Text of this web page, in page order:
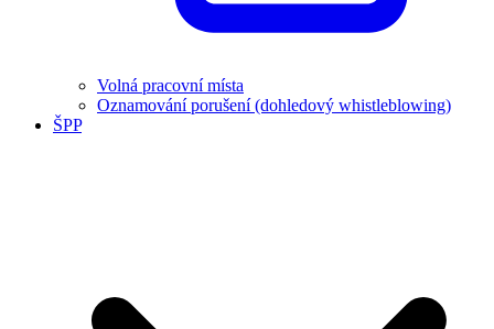
Volná pracovní místa
Oznamování porušení (dohledový whistleblowing)
ŠPP